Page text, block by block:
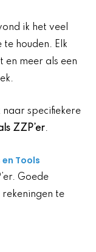
ik het veel
houden. Elk
en meer als een
naar specifiekere
ZZP’er.
en Tools
Goede
te